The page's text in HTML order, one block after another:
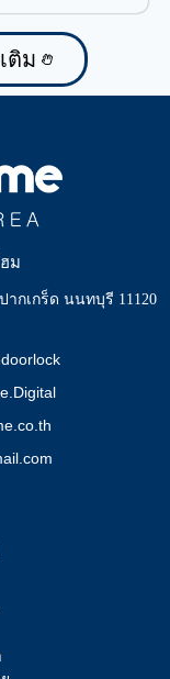
รั่วซึม
ติม
ม
ากเกร็ด นนทบุรี 11120